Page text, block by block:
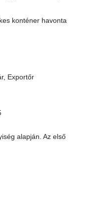
konténer havonta
Exportőr
alapján. Az első